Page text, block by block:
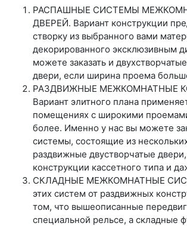
РАСПАШНЫЕ СИСТЕМЫ
ДВЕРЕЙ. Вариант конструкции
створку из выбранного вами
декорированного эксклюзивным
можете заказать и
двери, если ширина проема
РАЗДВИЖНЫЕ МЕЖКОМНАТНЫЕ
Вариант элитного плана
помещениях с широкими
более. Именно у нас вы можете
системы, состоящие из
раздвижные двустворчатые
конструкции кассетного типа и
СКЛАДНЫЕ МЕЖКОМНАТНЫЕ
этих систем от раздвижных
том, что вышеописанные
специальной рельсе, а складные